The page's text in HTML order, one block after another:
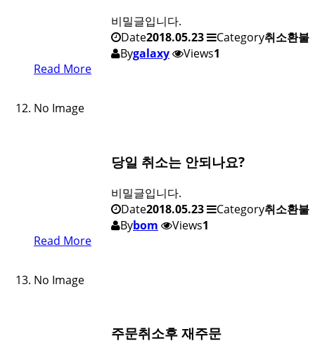
비밀글입니다.
Date2018.05.23 Category취소환불
Bygalaxy Views1
Read More
No Image
당일 취소는 안되나요?
비밀글입니다.
Date2018.05.23 Category취소환불
Bybom Views1
Read More
No Image
주문취소후 재주문